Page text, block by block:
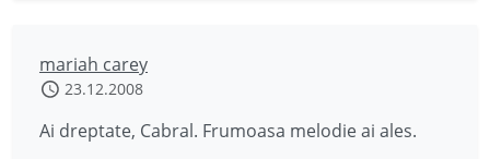
mariah carey
23.12.2008
Ai dreptate, Cabral. Frumoasa melodie ai ales.